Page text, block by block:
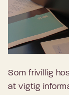
Som frivillig
at vigtig